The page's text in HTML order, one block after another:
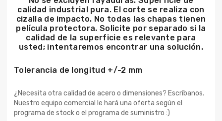
calidad industrial pura. El corte se realiza con
cizalla de impacto. No todas las chapas tienen
película protectora. Solicite por separado si la
calidad de la superficie es relevante para
usted; intentaremos encontrar una solución.
Tolerancia de longitud +/-2 mm
¿Necesita otra calidad de acero o dimensiones? Escríbanos.
Nuestro equipo comercial le hará una oferta según el
programa de stock o el programa de suministro :)